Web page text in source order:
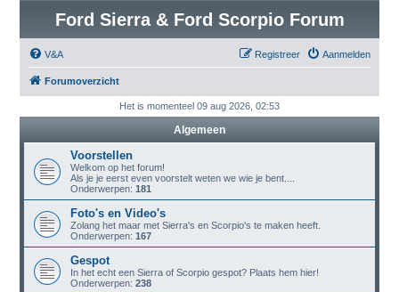
Ford Sierra & Ford Scorpio Forum
V&A Aanmelden
Registreer
Forumoverzicht
Het is momenteel 09 aug 2026, 02:53
Algemeen
Voorstellen
Welkom op het forum!
Als je je eerst even voorstelt weten we wie je bent....
Onderwerpen: 181
Foto's en Video's
Zolang het maar met Sierra's en Scorpio's te maken heeft.
Onderwerpen: 167
Gespot
In het echt een Sierra of Scorpio gespot? Plaats hem hier!
Onderwerpen: 238